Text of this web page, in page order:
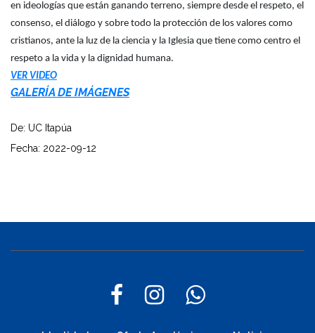
en ideologías que están ganando terreno, siempre desde el respeto, el
consenso, el diálogo y sobre todo la protección de los valores como
cristianos, ante la luz de la ciencia y la Iglesia que tiene como centro el
respeto a la vida y la dignidad humana.
VER VIDEO
GALERÍA DE IMÁGENES
De: UC Itapúa
Fecha: 2022-09-12